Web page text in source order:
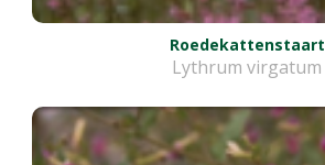
Roedekattenstaart
Lythrum virgatum